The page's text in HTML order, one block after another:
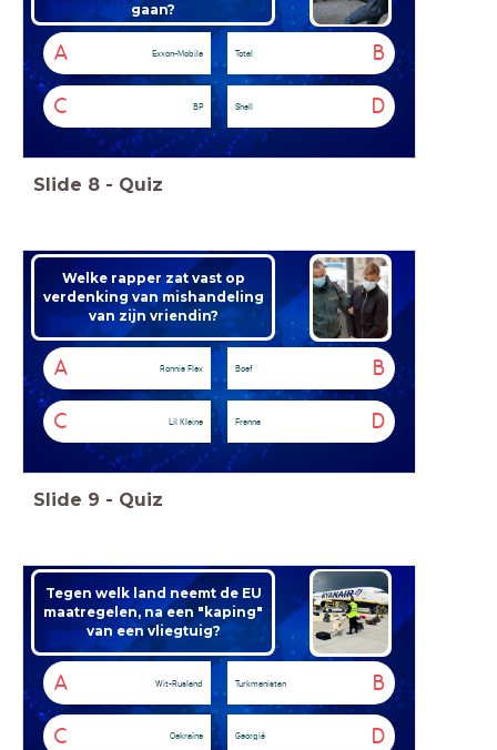
gaan?
A Exxon-Mobile B
Total
C BP D
Shell
Slide 8 - Quiz
Welke rapper zat vast op
verdenking van mishandeling
van zijn vriendin?
A Ronnie Flex B
Boef
C Lil Kleine D
Frenna
Slide 9 - Quiz
Tegen welk land neemt de EU
maatregelen, na een "kaping"
van een vliegtuig?
A Wit-Rusland B
Turkmenistan
C Oekraïne D
Georgië